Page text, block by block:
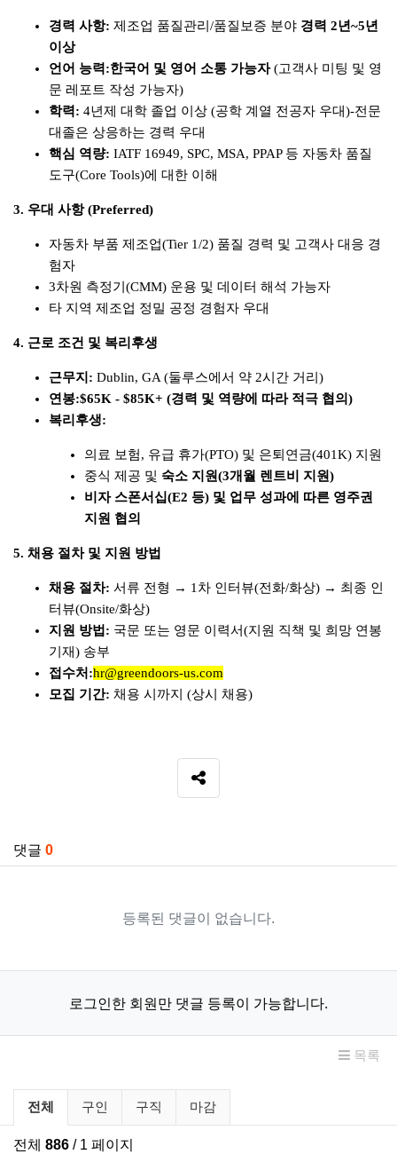
경력 사항: 제조업 품질관리/품질보증 분야 경력 2년~5년
이상
언어 능력:한국어 및 영어 소통 가능자(고객사 미팅 및 영
문 레포트 작성 가능자)
학력: 4년제 대학 졸업 이상 (공학 계열 전공자 우대)-전문
대졸은 상응하는 경력 우대
핵심 역량: IATF 16949, SPC, MSA, PPAP 등 자동차 품질
도구(Core Tools)에 대한 이해
3. 우대 사항 (Preferred)
자동차 부품 제조업(Tier 1/2) 품질 경력 및 고객사 대응 경
험자
3차원 측정기(CMM) 운용 및 데이터 해석 가능자
타 지역 제조업 정밀 공정 경험자 우대
4. 근로 조건 및 복리후생
근무지: Dublin, GA (둘루스에서 약 2시간 거리)
연봉:$65K - $85K+ (경력 및 역량에 따라 적극 협의)
복리후생:
의료 보험, 유급 휴가(PTO) 및 은퇴연금(401K) 지원
중식 제공 및 숙소 지원(3개월 렌트비 지원)
비자 스폰서십(E2 등) 및 업무 성과에 따른 영주권
지원 협의
5. 채용 절차 및 지원 방법
채용 절차: 서류 전형 → 1차 인터뷰(전화/화상) → 최종 인
터뷰(Onsite/화상)
지원 방법: 국문 또는 영문 이력서(지원 직책 및 희망 연봉
기재) 송부
접수처:hr@greendoors-us.com
모집 기간: 채용 시까지 (상시 채용)
SNS 공유
댓글 0
등록된 댓글이 없습니다.
로그인한 회원만 댓글 등록이 가능합니다.
목록
구인/구직 분류 목록
전체 구인 구직 마감
전체 886 / 1 페이지